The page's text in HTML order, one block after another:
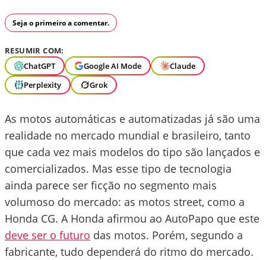
Seja o primeiro a comentar.
RESUMIR COM:
ChatGPT
Google AI Mode
Claude
Perplexity
Grok
As motos automáticas e automatizadas já são uma
realidade no mercado mundial e brasileiro, tanto
que cada vez mais modelos do tipo são lançados e
comercializados. Mas esse tipo de tecnologia
ainda parece ser ficção no segmento mais
volumoso do mercado: as motos street, como a
Honda CG. A Honda afirmou ao AutoPapo que este
deve ser o futuro das motos. Porém, segundo a
fabricante, tudo dependerá do ritmo do mercado.